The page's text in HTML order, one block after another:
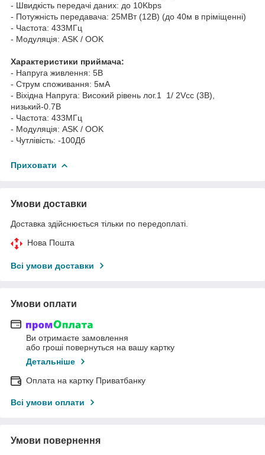
- Швидкість передачі даних: до 10Kbps
- Потужність передавача: 25МВт (12В) (до 40м в пріміщенні)
- Частота: 433МГц
- Модуляція: ASK / OOK
Характеристики приймача:
- Напруга живлення: 5В
- Струм споживання: 5мА
- Віхідна Напруга: Високий рівень лог.1 1/ 2Vcc (3В)
низький-0.7В
- Частота: 433МГц
- Модуляція: ASK / OOK
- Чутлівість: -100Дб
Приховати
Умови доставки
Доставка здійснюється тільки по передоплаті.
Нова Пошта
Всі умови доставки
Умови оплати
Ви отримаєте замовлення
або гроші повернуться на вашу картку
Детальніше
Оплата на картку Приватбанку
Всі умови оплати
Умови повернення